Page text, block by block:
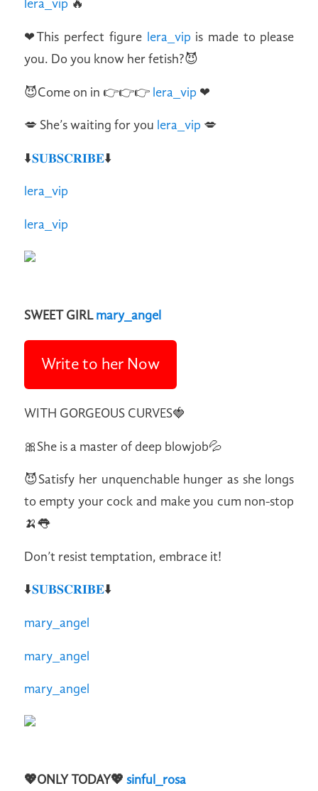
lera_vip 🔥
❤This perfect figure lera_vip is made to please
you. Do you know her fetish?😈
😈Come on in 👉👉👉 lera_vip ❤
💋 She’s waiting for you lera_vip 💋
⬇️𝐒𝐔𝐁𝐒𝐂𝐑𝐈𝐁𝐄⬇️
lera_vip
lera_vip
SWEET GIRL mary_angel
Write to her Now
WITH GORGEOUS CURVES🍓
🎀She is a master of deep blowjob💦
😈Satisfy her unquenchable hunger as she longs
to empty your cock and make you cum non-stop
🍌👅
Don’t resist temptation, embrace it!
⬇️𝐒𝐔𝐁𝐒𝐂𝐑𝐈𝐁𝐄⬇️
mary_angel
mary_angel
mary_angel
💖ONLY TODAY💖 sinful_rosa